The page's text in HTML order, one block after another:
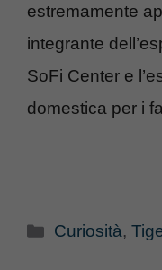
estremamente
integrante
SoFi Center e
domestica per i
Categorie
Curiosità,